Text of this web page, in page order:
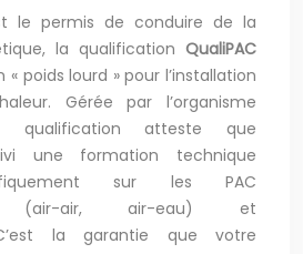
le permis de conduire de la
la qualification QualiPAC
poids lourd » pour l’installation
Gérée par l’organisme
qualification atteste que
une formation technique
sur les PAC
(air-air, air-eau) et
la garantie que votre